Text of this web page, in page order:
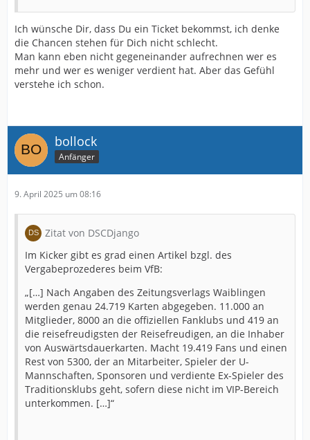
haben sie mich auch als Mitglied zurückgewonnen.
Unabhängig davon, ob ich jetzt als „Neumitglied“
möglicherweise keine Karte zugelost bekomme.
Ich wünsche Dir, dass Du ein Ticket bekommst, ich denke
die Chancen stehen für Dich nicht schlecht.
Man kann eben nicht gegeneinander aufrechnen wer es
mehr und wer es weniger verdient hat. Aber das Gefühl
verstehe ich schon.
bollock
Anfänger
9. April 2025 um 08:16
Zitat von DSCDjango
Im Kicker gibt es grad einen Artikel bzgl. des
Vergabeprozederes beim VfB:
„[…] Nach Angaben des Zeitungsverlags Waiblingen
werden genau 24.719 Karten abgegeben. 11.000 an
Mitglieder, 8000 an die offiziellen Fanklubs und 419 an
die reisefreudigsten der Reisefreudigen, an die Inhaber
von Auswärtsdauerkarten. Macht 19.419 Fans und einen
Rest von 5300, der an Mitarbeiter, Spieler der U-
Mannschaften, Sponsoren und verdiente Ex-Spieler des
Traditionsklubs geht, sofern diese nicht im VIP-Bereich
unterkommen. […]“